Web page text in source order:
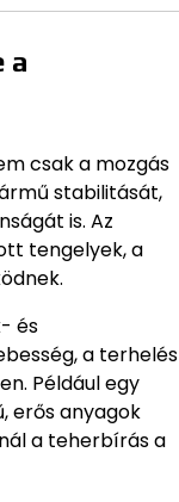
a
csak a mozgás
stabilitását,
is. Az
tengelyek, a
és
a terhelés
Például egy
erős anyagok
a teherbírás a